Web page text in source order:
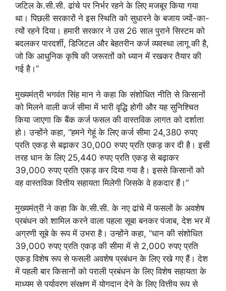
जटिल के.सी.सी. ढांचे पर निर्भर रहने के लिए मजबूर किया गया
था। पिछली सरकारों ने इस स्थिति को सुधारने के बजाय ज्यों-का-
त्यों रहने दिया। हमारी सरकार ने उस 26 साल पुराने सिस्टम को
बदलकर पारदर्शी, डिजिटल और बेहतरीन कर्ज व्यवस्था लागू की है,
जो कि आधुनिक कृषि की जरूरतों को ध्यान में रखकर तैयार की
गई है।”
मुख्यमंत्री भगवंत सिंह मान ने कहा कि संशोधित नीति से किसानों
को मिलने वाली कर्ज सीमा में भारी वृद्धि होगी और यह सुनिश्चित
किया जाएगा कि बैंक कर्ज फसल की वास्तविक लागत को दर्शाता
हो। उन्होंने कहा, “हमने गेहूं के लिए कर्ज सीमा 24,380 रुपए
प्रति एकड़ से बढ़ाकर 30,000 रुपए प्रति एकड़ कर दी है। इसी
तरह धान के लिए 25,440 रुपए प्रति एकड़ से बढ़ाकर
39,000 रुपए प्रति एकड़ कर दिया गया है। इससे किसानों को
वह वास्तविक वित्तीय सहायता मिलेगी जिसके वे हकदार हैं।”
मुख्यमंत्री ने कहा कि के.सी.सी. के नए ढांचे में फसलों के अवशेष
प्रबंधन को शामिल करने वाला पहला सूबा बनकर पंजाब, देश भर में
अग्रणी सूबे के रूप में उभरा है। उन्होंने कहा, “धान की संशोधित
39,000 रुपए प्रति एकड़ की सीमा में से 2,000 रुपए प्रति
एकड़ विशेष रूप से फसली अवशेष प्रबंधन के लिए रखे गए हैं। देश
में पहली बार किसानों को पराली प्रबंधन के लिए विशेष सहायता के
माध्यम से पर्यावरण संरक्षण में योगदान देने के लिए वित्तीय रूप से